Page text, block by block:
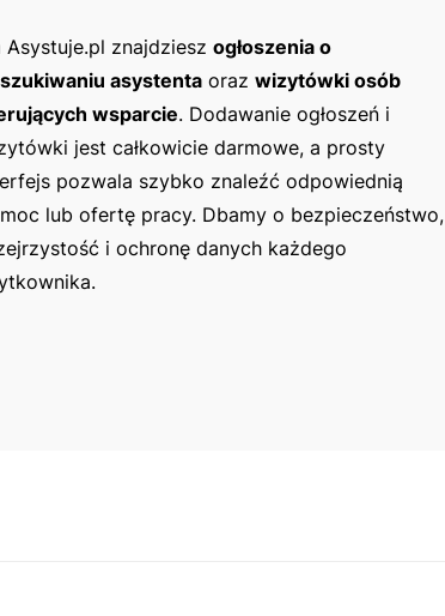
Asystuje.pl znajdziesz ogłoszenia o
asystentaoraz wizytówki osób
wsparcie. Dodawanie ogłoszeń i
jest całkowicie darmowe, a prosty
pozwala szybko znaleźć odpowiednią
lub ofertę pracy. Dbamy o bezpieczeństwo,
i ochronę danych każdego